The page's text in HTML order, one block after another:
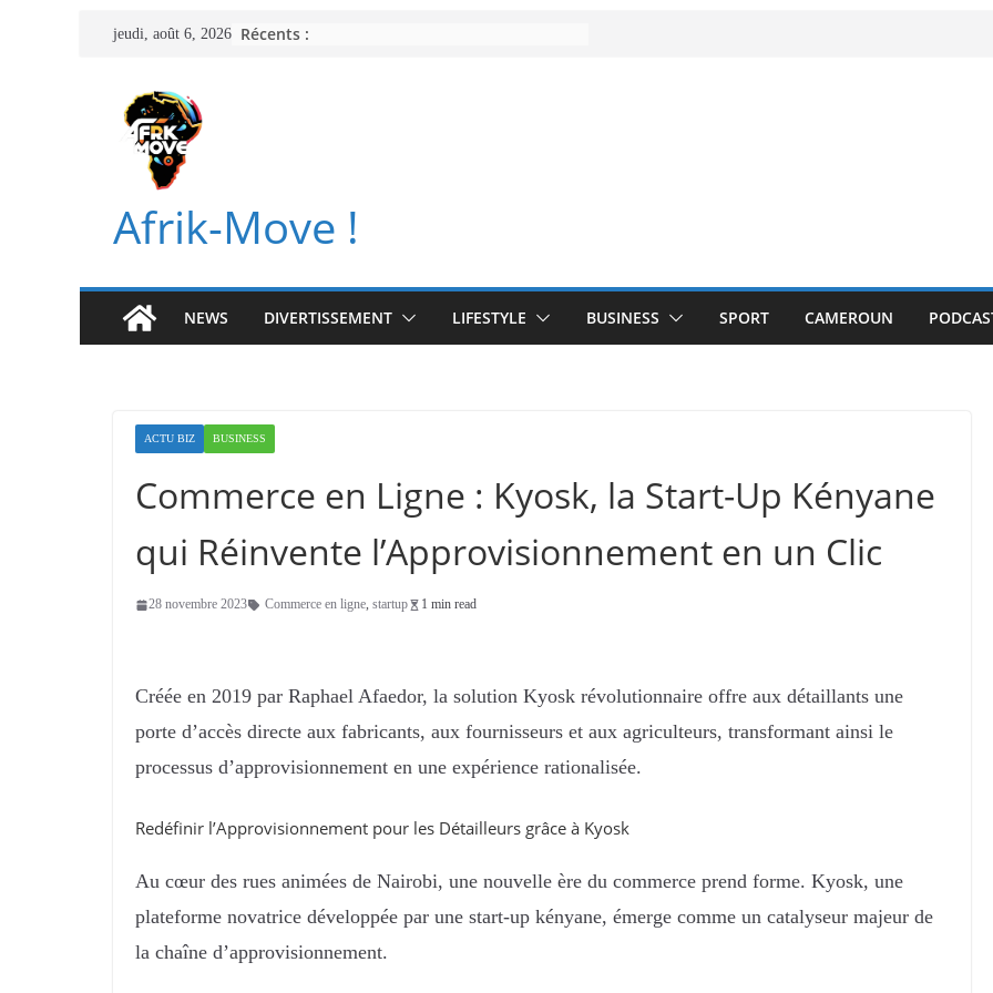
Passer
contenu
jeudi, août 6, 2026 Récents :
Afrik-Move !
NEWS DIVERTISSEMENT LIFESTYLE BUSINESS SPORT CAMEROUN
ACTU BIZ BUSINESS
Commerce en Ligne : Kyosk, la Start-Up Kényane
qui Réinvente l’Approvisionnement en un Clic
28 novembre 2023 Commerce en ligne, startup 1 min read
Créée en 2019 par Raphael Afaedor, la solution Kyosk révolutionnaire offre aux détaillants une
porte d’accès directe aux fabricants, aux fournisseurs et aux agriculteurs, transformant ainsi le
processus d’approvisionnement en une expérience rationalisée.
Redéfinir l’Approvisionnement pour les Détailleurs grâce à Kyosk
Au cœur des rues animées de Nairobi, une nouvelle ère du commerce prend forme. Kyosk, une
plateforme novatrice développée par une start-up kényane, émerge comme un catalyseur majeur de
la chaîne d’approvisionnement.